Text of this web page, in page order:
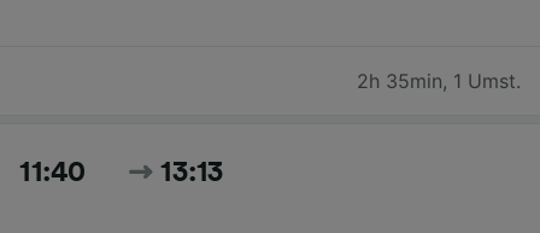
2h 35min, 1 Umst.
11:40 13:13